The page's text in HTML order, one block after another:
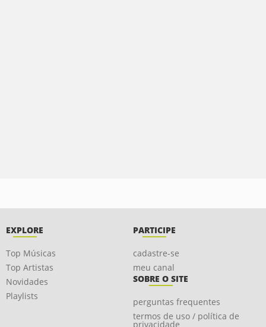
EXPLORE
Top Músicas
Top Artistas
Novidades
Playlists
PARTICIPE
cadastre-se
meu canal
SOBRE O SITE
perguntas frequentes
termos de uso / política de
privacidade